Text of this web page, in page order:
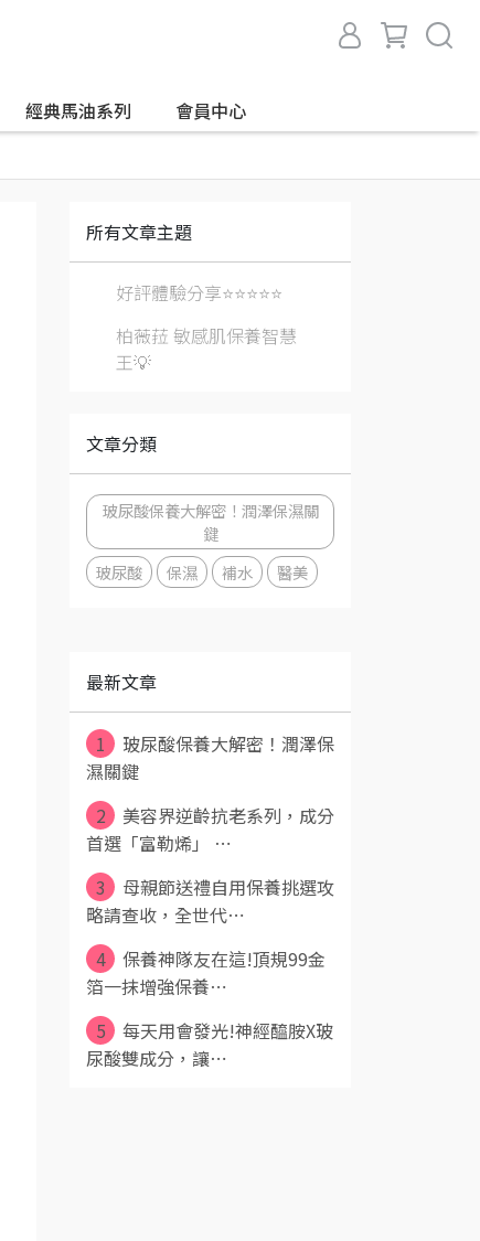
經典馬油系列 會員中心
所有文章主題
好評體驗分享⭐⭐⭐⭐⭐
柏薇菈 敏感肌保養智慧
王💡
文章分類
玻尿酸保養大解密！潤澤保濕關
鍵
玻尿酸
保濕 補水 醫美
最新文章
1
玻尿酸保養大解密！潤澤保
濕關鍵
2
美容界逆齡抗老系列，成分
首選「富勒烯」 ⋯
3
母親節送禮自用保養挑選攻
略請查收，全世代⋯
4
保養神隊友在這!頂規99金
箔一抹增強保養⋯
5
每天用會發光!神經醯胺X玻
尿酸雙成分，讓⋯